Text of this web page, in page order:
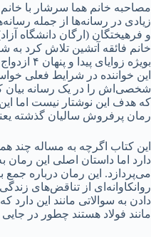
مصاحبه خانم هما سرشار با خانم
زیادی در رسانه‌ها از جمله
و فرهیختگان (ارگان دانشگاه
خانم فائقه آتشین تلاش کرد
بویژه
این خواننده در شرایط فعلی
شخصی‌اش را در یک رسانه بیان
که هدف این نوشتار نیست اما این
رمان پرفروش سالیان گذشته
این کتاب اگرچه به مساله چند
دارد اما داستان اصلی این رمان
می‌پردازد. این رمان درباره
روانکاوانه‌ای از تناقض‌های
دادن به سوالاتی مانند این
مانند فولاد هستند چطور در